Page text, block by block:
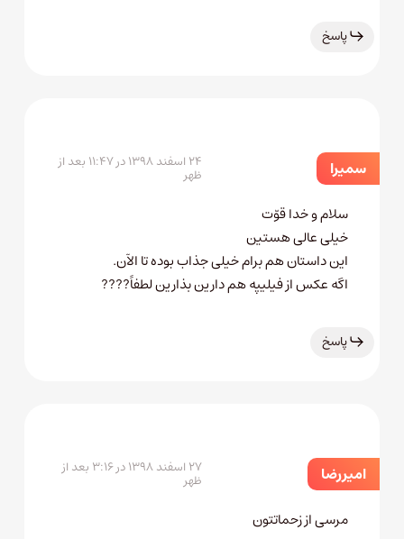
پاسخ
سمیرا ۲۴ اسفند ۱۳۹۸ در ۱۱:۴۷ بعد از
ظهر
سلام و خدا قوّت
خیلی عالی هستین
این داستان هم برام خیلی جذاب بوده تا الآن.
اگه عکس از فیلیپه هم دارین بذارین لطفاً????
پاسخ
امیررضا ۲۷ اسفند ۱۳۹۸ در ۳:۱۶ بعد از
ظهر
مرسی از زحماتتون